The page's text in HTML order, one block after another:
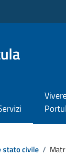
stato civile /